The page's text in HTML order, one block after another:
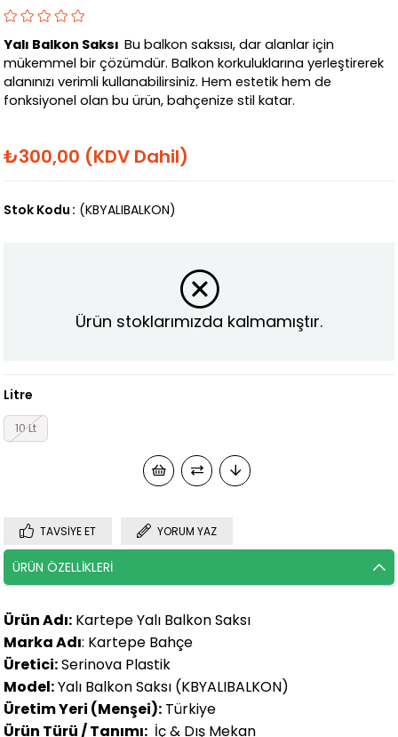
Yalı Balkon SaksıBu balkon saksısı, dar alanlar için
mükemmel bir çözümdür. Balkon korkuluklarına yerleştirerek
alanınızı verimli kullanabilirsiniz. Hem estetik hem de
fonksiyonel olan bu ürün, bahçenize stil katar.
₺300,00 (KDV Dahil)
(KBYALIBALKON)
Stok Kodu
Ürün stoklarımızda kalmamıştır.
Litre
10 Lt
TAVSIYE ET YORUM YAZ
ÜRÜN ÖZELLIKLERI
Ürün Adı: Kartepe Yalı Balkon Saksı
Marka Adı: Kartepe Bahçe
Üretici:Serinova Plastik
Model:Yalı Balkon Saksı (KBYALIBALKON)
Üretim Yeri (Menşei): Türkiye
Ürün Türü / Tanımı: İç & Dış Mekan